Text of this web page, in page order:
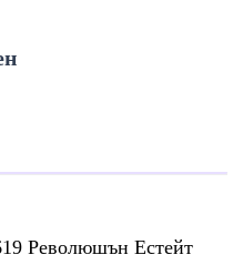
Революшън Естейт